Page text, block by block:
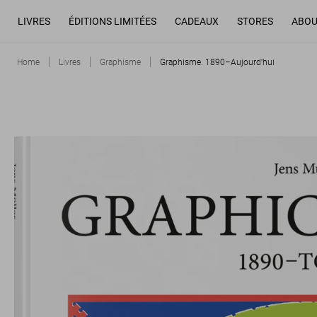
LIVRES ÉDITIONS LIMITÉES CADEAUX STORES
Home Livres Graphisme Graphisme. 1890–Aujourd'hui